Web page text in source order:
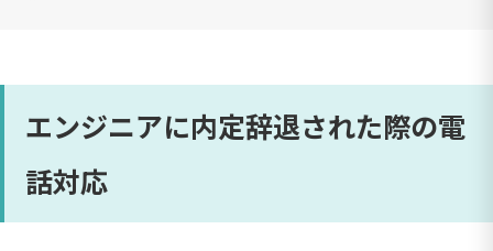
エンジニアに内定辞退された際の電
話対応